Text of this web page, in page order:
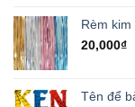
Rèm
20,000₫
Tên để